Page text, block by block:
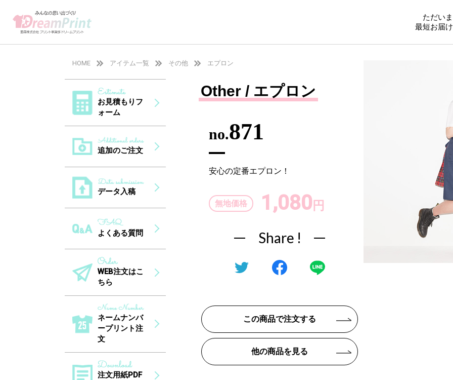
ただい
最短お届
HOME アイテム一覧 その他 エプロン
お見積もりフ
ォーム
追加のご注文
データ入稿
よくある質問
WEB注文はこ
ちら
ネームナンバ
ープリント注
文
注文用紙PDF
Other / エプロン
no.871
安心の定番エプロン！
無地価格 1,080 円
Share !
この商品で注文する
他の商品を見る